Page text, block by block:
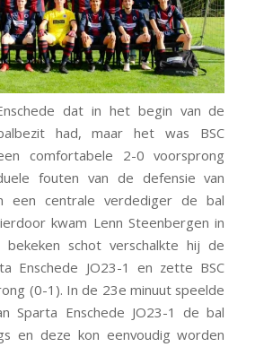
dat in het begin van de
had, maar het was BSC
comfortabele 2-0 voorsprong
fouten van de defensie van
een centrale verdediger de bal
kwam Lenn Steenbergen in
schot verschalkte hij de
Enschede JO23-1 en zette BSC
(0-1). In de 23e minuut speelde
Sparta Enschede JO23-1 de bal
en deze kon eenvoudig worden